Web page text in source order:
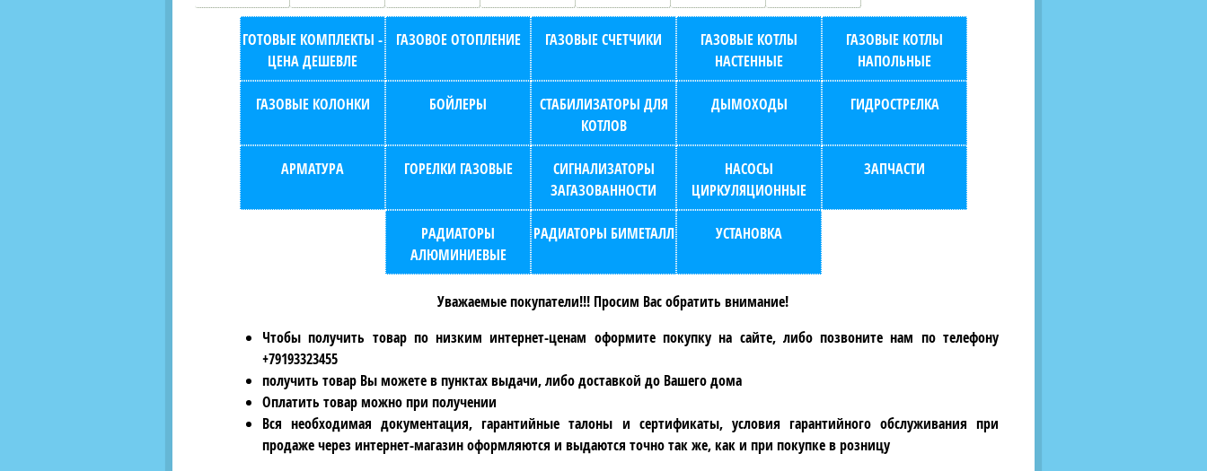
ГОТОВЫЕ КОМПЛЕКТЫ -
ЦЕНА ДЕШЕВЛЕ
ГАЗОВОЕ ОТОПЛЕНИЕ ГАЗОВЫЕ СЧЕТЧИКИ
ГАЗОВЫЕ КОТЛЫ
НАСТЕННЫЕ
ГАЗОВЫЕ КОТЛЫ
НАПОЛЬНЫЕ
ГАЗОВЫЕ КОЛОНКИ БОЙЛЕРЫ
СТАБИЛИЗАТОРЫ ДЛЯ
КОТЛОВ
ДЫМОХОДЫ ГИДРОСТРЕЛКА
АРМАТУРА ГОРЕЛКИ ГАЗОВЫЕ
СИГНАЛИЗАТОРЫ
ЗАГАЗОВАННОСТИ
НАСОСЫ
ЦИРКУЛЯЦИОННЫЕ
ЗАПЧАСТИ
РАДИАТОРЫ
АЛЮМИНИЕВЫЕ
РАДИАТОРЫ БИМЕТАЛЛ УСТАНОВКА
Уважаемые покупатели!!! Просим Вас обратить внимание!
Чтобы получить товар по низким интернет-ценам оформите покупку на сайте, либо позвоните нам по телефону
+79193323455
получить товар Вы можете в пунктах выдачи, либо доставкой до Вашего дома
Оплатить товар можно при получении
Вся необходимая документация, гарантийные талоны и сертификаты, условия гарантийного обслуживания при
продаже через интернет-магазин оформляются и выдаются точно так же, как и при покупке в розницу